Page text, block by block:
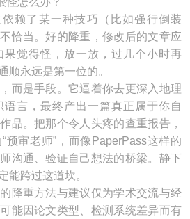
赖了某一种技巧（比如强行倒装
恰当。好的降重，修改后的文章应
觉得怪，放一放，过几个小时再
顺永远是第一位的。
而是手段。它逼着你去更深入地理
言，最终产出一篇真正属于你自
品。把那个令人头疼的查重报告，
预审老师”，而像PaperPass这样的
沟通、验证自己想法的桥梁。静下
能跨过这道坎。
降重方法与建议仅为学术交流与经
能因论文类型、检测系统差异而有